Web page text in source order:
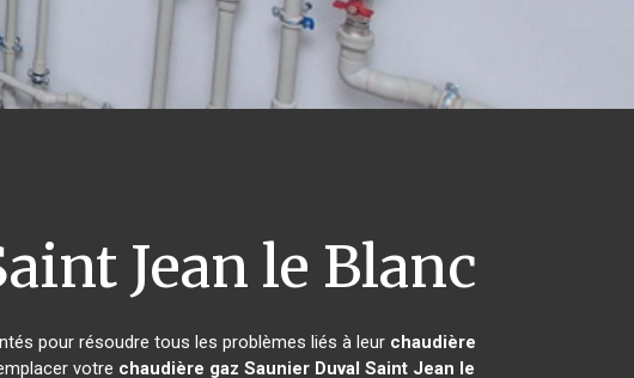
Jean le Blanc
pour résoudre tous les problèmes liés à leur chaudière
votre chaudière gaz Saunier Duval Saint Jean le